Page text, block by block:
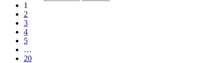
1
2
3
4
5
…
20